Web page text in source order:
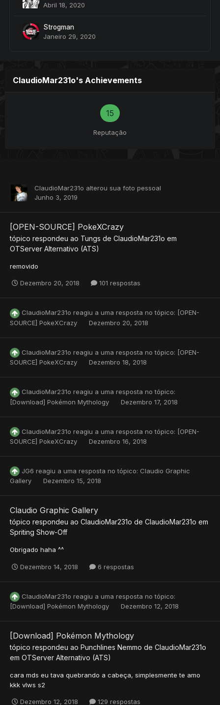
Abril 18, 2020
Strogman
Janeiro 29, 2020
ClaudioMar231o's Achievements
15
Reputação
ClaudioMar231o alterou sua foto pessoal
Junho 3, 2019
[OPEN-SOURCE] PokeXCrazy
tópico respondeu ao Tungs de ClaudioMar231o em
OTServer Alternativo (ATS)
removido
Dezembro 20, 2018 101 respostas
ClaudioMar231o reagiu a uma resposta no tópico: [OPEN-
SOURCE] PokeXCrazy
Dezembro 20, 2018
ClaudioMar231o reagiu a uma resposta no tópico: [OPEN-
SOURCE] PokeXCrazy
Dezembro 18, 2018
ClaudioMar231o reagiu a uma resposta no tópico:
[Download] Pokémon Mythology
Dezembro 17, 2018
ClaudioMar231o reagiu a uma resposta no tópico: [OPEN-
SOURCE] PokeXCrazy
Dezembro 16, 2018
JG6 reagiu a uma resposta no tópico: Claudio Graphic
Gallery
Dezembro 15, 2018
Claudio Graphic Gallery
tópico respondeu ao ClaudioMar231o de ClaudioMar231o em
Spriting Show-Off
Obrigado haha ^^
Dezembro 14, 2018 6 respostas
ClaudioMar231o reagiu a uma resposta no tópico:
[Download] Pokémon Mythology
Dezembro 12, 2018
[Download] Pokémon Mythology
tópico respondeu ao Punchlines Nemmo de ClaudioMar231o
em OTServer Alternativo (ATS)
cara mds eu tava quebrando a cabeça, simplesmente te amo
kkk vlws s2
Dezembro 12, 2018 129 respostas